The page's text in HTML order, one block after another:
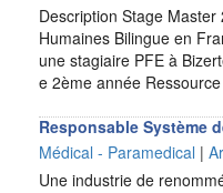
Description Stage
Humaines Bilingue en
une stagiaire PFE à
e 2ème année
Responsable Système
Médical - Paramedical |
Une industrie de